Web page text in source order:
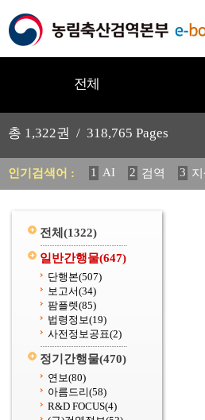
전체
총 1,322권 / 318,765 Pages
인기검색어 : 1 AI 2 검역 3
11 2025 12 중독성
전체 (1322)
일반간행물(647)
단행본(507)
보고서(34)
팜플렛(85)
법령정보(19)
사전정보공표(2)
정기간행물(470)
연보(80)
아름드리(58)
R&D FOCUS(4)